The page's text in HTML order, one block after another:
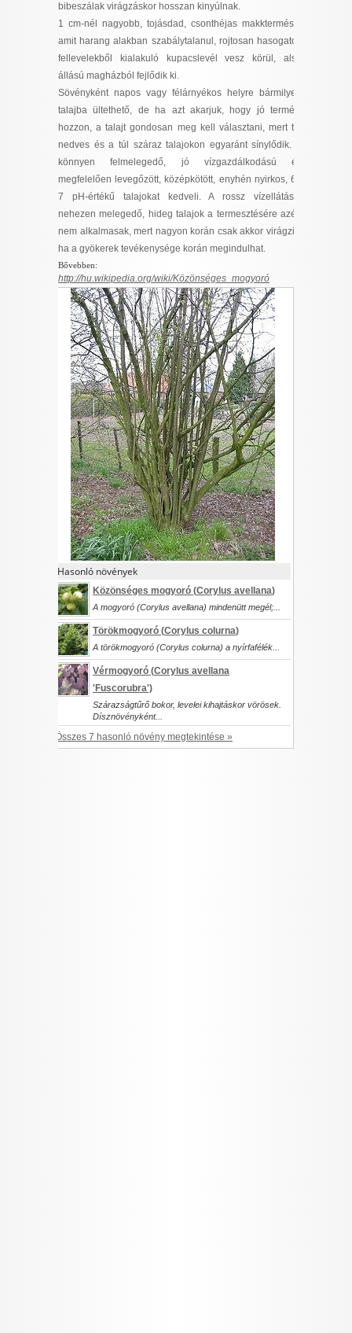
Data Deletion Data Access Privacy Policy
bibeszálak virágzáskor hosszan kinyúlnak.
1 cm-nél nagyobb, tojásdad, csonthéjas makktermése,
amit harang alakban szabálytalanul, rojtosan hasogatott
fellevelekből kialakuló kupacslevél vesz körül, alsó
állású magházból fejlődik ki.
Sövényként napos vagy félárnyékos helyre bármilyen
talajba ültethető, de ha azt akarjuk, hogy jó termést
hozzon, a talajt gondosan meg kell választani, mert túl
nedves és a túl száraz talajokon egyaránt sínylődik. A
könnyen felmelegedő, jó vízgazdálkodású és
megfelelően levegőzött, középkötött, enyhén nyirkos, 6–
7 pH-értékű talajokat kedveli. A rossz vízellátású,
nehezen melegedő, hideg talajok a termesztésére azért
nem alkalmasak, mert nagyon korán csak akkor virágzik,
ha a gyökerek tevékenysége korán megindulhat.
Bővebben:
http://hu.wikipedia.org/wiki/Közönséges_mogyoró
Hasonló növények
Közönséges mogyoró (Corylus avellana)
A mogyoró (Corylus avellana) mindenütt megél;...
Törökmogyoró (Corylus colurna)
A törökmogyoró (Corylus colurna) a nyírfafélék...
Vérmogyoró (Corylus avellana
'Fuscorubra')
Szárazságtűrő bokor, levelei kihajtáskor vörösek.
Dísznövényként...
Összes 7 hasonló növény megtekintése »